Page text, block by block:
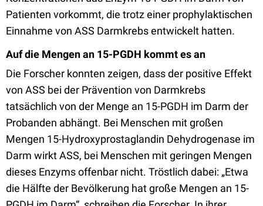
Patienten vorkommt, die trotz einer prophylaktischen
Einnahme von ASS Darmkrebs entwickelt hatten.
Auf die Mengen an 15-PGDH kommt es an
Die Forscher konnten zeigen, dass der positive Effekt
von ASS bei der Prävention von Darmkrebs
tatsächlich von der Menge an 15-PGDH im Darm der
Probanden abhängt. Bei Menschen mit großen
Mengen 15-Hydroxyprostaglandin Dehydrogenase im
Darm wirkt ASS, bei Menschen mit geringen Mengen
dieses Enzyms offenbar nicht. Tröstlich dabei: „Etwa
die Hälfte der Bevölkerung hat große Mengen an 15-